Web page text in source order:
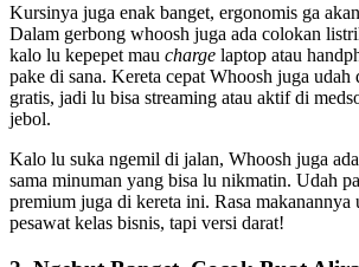
Kursinya juga enak banget, ergonomis ga
Dalam gerbong whoosh juga ada colokan
kalo lu kepepet mau charge laptop atau
pake di sana. Kereta cepat Whoosh juga udah
gratis, jadi lu bisa streaming atau aktif di
jebol.
Kalo lu suka ngemil di jalan, Whoosh juga
sama minuman yang bisa lu nikmatin. Udah
premium juga di kereta ini. Rasa makanannya
pesawat kelas bisnis, tapi versi darat!